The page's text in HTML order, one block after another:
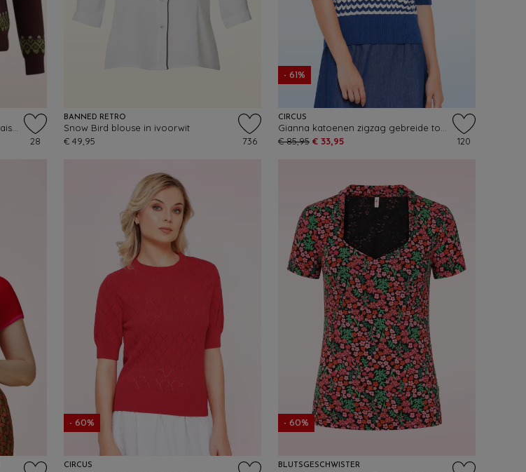
28
BANNED RETRO
Snow Bird blouse in ivoorwit
€ 49,95
736
- 61%
CIRCUS
€ 85,95 € 33,95 120
- 60%
CIRCUS
- 60%
BLUTSGESCHWISTER